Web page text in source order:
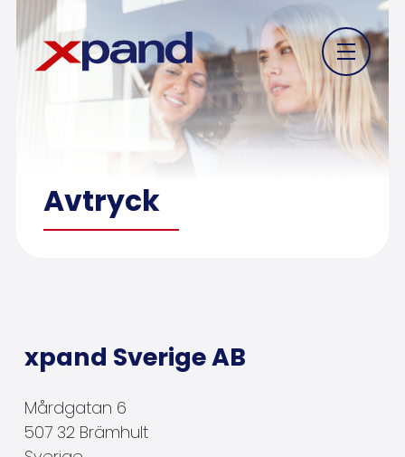
Avtryck
xpand Sverige AB
Mårdgatan 6
507 32 Brämhult